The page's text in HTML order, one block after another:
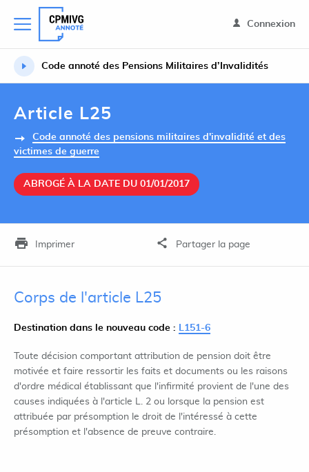
Connexion
Code annoté des Pensions Militaires d’Invalidités
Article L25
Code annoté des pensions militaires d'invalidité et des
victimes de guerre
ABROGÉ À LA DATE DU 01/01/2017
Imprimer Partager la page
Corps de l'article L25
Destination dans le nouveau code : L151-6
Toute décision comportant attribution de pension doit être
motivée et faire ressortir les faits et documents ou les raisons
d'ordre médical établissant que l'infirmité provient de l'une des
causes indiquées à l'article L. 2 ou lorsque la pension est
attribuée par présomption le droit de l'intéressé à cette
présomption et l'absence de preuve contraire.